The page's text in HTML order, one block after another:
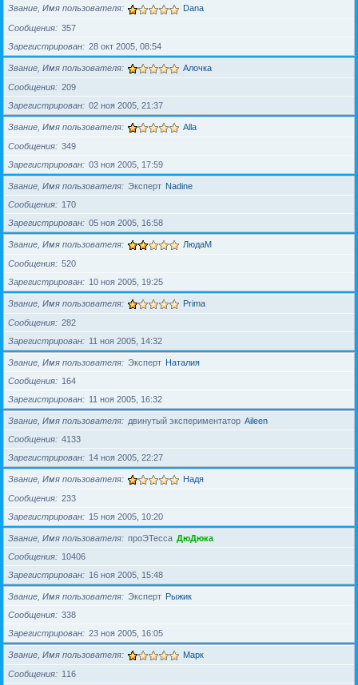
Звание, Имя пользователя Dana
Сообщения
357
Зарегистрирован
28 окт 2005, 08:54
Звание, Имя пользователя Алочка
Сообщения
209
Зарегистрирован
02 ноя 2005, 21:37
Звание, Имя пользователя Alla
Сообщения
349
Зарегистрирован
03 ноя 2005, 17:59
Звание, Имя пользователя Эксперт Nadine
Сообщения
170
Зарегистрирован
05 ноя 2005, 16:58
Звание, Имя пользователя ЛюдаМ
Сообщения
520
Зарегистрирован
10 ноя 2005, 19:25
Звание, Имя пользователя Prima
Сообщения
282
Зарегистрирован
11 ноя 2005, 14:32
Звание, Имя пользователя Эксперт Наталия
Сообщения
164
Зарегистрирован
11 ноя 2005, 16:32
Звание, Имя пользователя двинутый экспериментатор Aileen
Сообщения
4133
Зарегистрирован
14 ноя 2005, 22:27
Звание, Имя пользователя Надя
Сообщения
233
Зарегистрирован
15 ноя 2005, 10:20
Звание, Имя пользователя проЭТесса ДюДюка
Сообщения
10406
Зарегистрирован
16 ноя 2005, 15:48
Звание, Имя пользователя Эксперт Рыжик
Сообщения
338
Зарегистрирован
23 ноя 2005, 16:05
Звание, Имя пользователя Марк
Сообщения
116